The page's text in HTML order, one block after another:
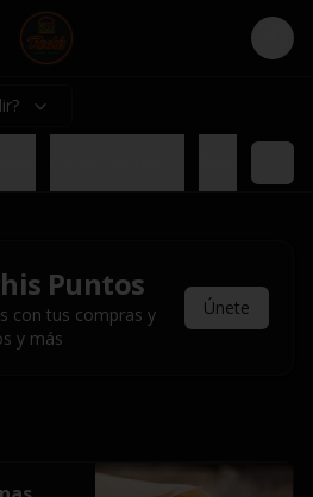
Login
Puntos
con tus compras y
y más
Únete